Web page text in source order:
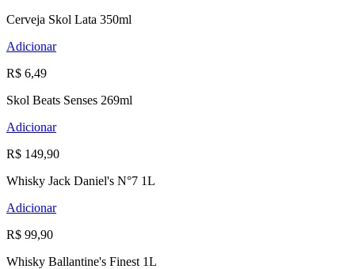
Cerveja Skol Lata 350ml
Adicionar
R$ 6,49
Skol Beats Senses 269ml
Adicionar
R$ 149,90
Whisky Jack Daniel's N°7 1L
Adicionar
R$ 99,90
Whisky Ballantine's Finest 1L